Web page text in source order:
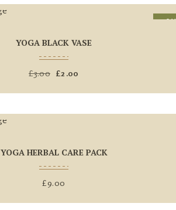
YOGA BLACK VASE
£3.00 El
era:
£2.00
es:
YOGA HERBAL CARE PACK
£9.00